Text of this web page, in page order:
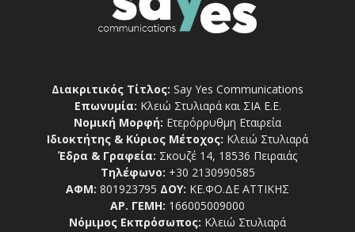
Διακριτικός Τίτλος: Say Yes Communications
Επωνυμία: Κλειώ Στυλιαρά και ΣΙΑ Ε.Ε.
Νομική Μορφή: Ετερόρρυθμη Εταιρεία
Ιδιοκτήτης & Κύριος Μέτοχος: Κλειώ Στυλιαρά
Έδρα & Γραφεία: Σκουζέ 14, 18536 Πειραιάς
Τηλέφωνο: +30 2130990585
ΑΦΜ: 801923795 ΔΟΥ: ΚΕ.ΦΟ.ΔΕ ΑΤΤΙΚΗΣ
ΑΡ. ΓΕΜΗ: 166005009000
Νόμιμος Εκπρόσωπος: Κλειώ Στυλιαρά